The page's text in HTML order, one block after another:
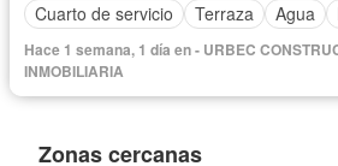
Cuarto de servicio
Terraza Agua
Hace 1 semana, 1 día en - URBEC
INMOBILIARIA
Zonas cercanas